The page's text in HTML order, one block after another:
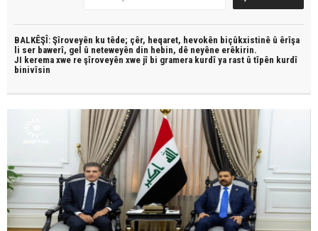
BALKÊŞÎ: Şîroveyên ku têde; çêr, heqaret, hevokên biçûkxistinê û êrîşa
li ser bawerî, gel û neteweyên din hebin, dê neyêne erêkirin.
JI kerema xwe re şîroveyên xwe jî bi gramera kurdî ya rast û tîpên kurdî
binivîsin